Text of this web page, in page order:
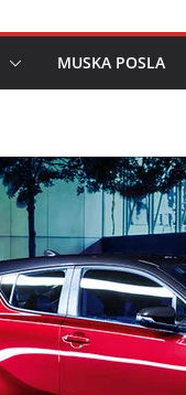
MUSKA POSLA